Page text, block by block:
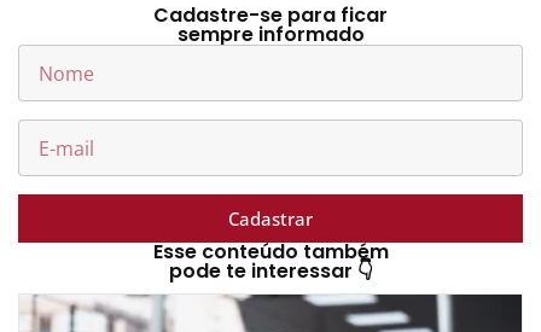
Cadastre-se para ficar
sempre informado
Cadastrar
Esse conteúdo também
pode te interessar 👇